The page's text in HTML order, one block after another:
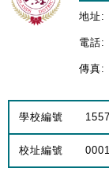
地址:
電話:
傳真:
學校編號
校址編號 0001